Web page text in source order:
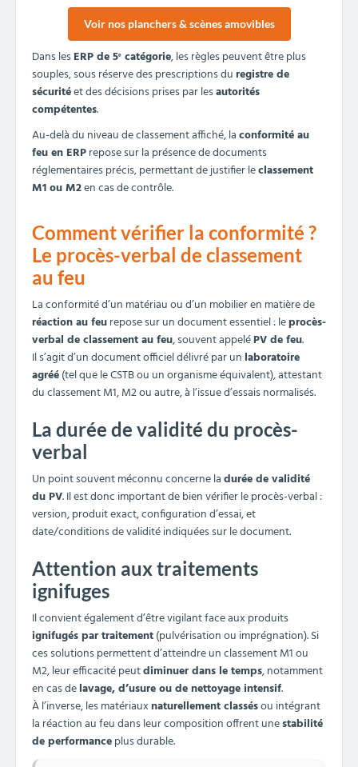
Voir nos planchers & scènes amovibles
Dans lesERP de 5ᵉ catégorie, les règles peuvent être plus
souples, sous réserve des prescriptions duregistre de
sécuritéet des décisions prises par lesautorités
compétentes.
Au-delà du niveau de classement affiché, laconformité au
feu en ERPrepose sur la présence de documents
réglementaires précis, permettant de justifier leclassement
M1 ou M2en cas de contrôle.
Comment vérifier la conformité ?
Le procès-verbal de classement
au feu
La conformité d’un matériau ou d’un mobilier en matière de
réaction au feurepose sur un document essentiel : leprocès-
verbal de classement au feu, souvent appeléPV de feu.
Il s’agit d’un document officiel délivré par un laboratoire
agréé(tel que le CSTB ou un organisme équivalent), attestant
du classement M1, M2 ou autre, à l’issue d’essais normalisés.
La durée de validité du procès-
verbal
Un point souvent méconnu concerne ladurée de validité
du PV. Il est donc important de bien vérifier le procès-verbal :
version, produit exact, configuration d’essai, et
date/conditions de validité indiquées sur le document.
Attention aux traitements
ignifuges
Il convient également d’être vigilant face aux produits
ignifugés par traitement(pulvérisation ou imprégnation). Si
ces solutions permettent d’atteindre un classement M1 ou
M2, leur efficacité peutdiminuer dans le temps, notamment
en cas delavage, d’usure ou de nettoyage intensif.
À l’inverse, les matériauxnaturellement classésou intégrant
la réaction au feu dans leur composition offrent unestabilité
de performanceplus durable.